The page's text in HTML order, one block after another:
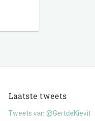
Laatste tweets
Tweets van @GertdeKievit